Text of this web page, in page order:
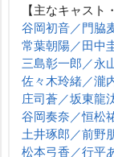
【主なキャスト
谷岡初音／門脇
常葉朝陽／田中
三島彰一郎／永
佐々木玲緒／瀧
庄司蒼／坂東龍
谷岡奏奈／恒松
土井琢郎／前野
松本弓香／行平